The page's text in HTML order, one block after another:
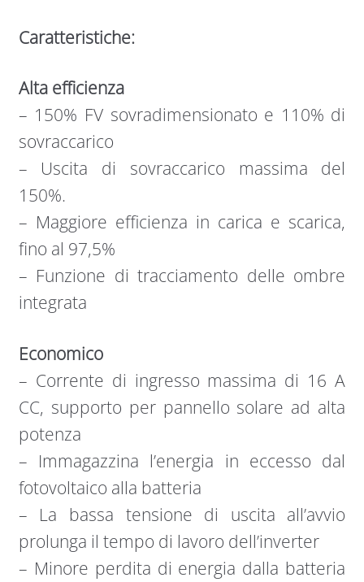
Caratteristiche:
Alta efficienza
– 150% FV sovradimensionato e 110% di
sovraccarico
– Uscita di sovraccarico massima del
150%.
– Maggiore efficienza in carica e scarica,
fino al 97,5%
– Funzione di tracciamento delle ombre
integrata
Economico
– Corrente di ingresso massima di 16 A
CC, supporto per pannello solare ad alta
potenza
– Immagazzina l’energia in eccesso dal
fotovoltaico alla batteria
– La bassa tensione di uscita all’avvio
prolunga il tempo di lavoro dell’inverter
– Minore perdita di energia dalla batteria